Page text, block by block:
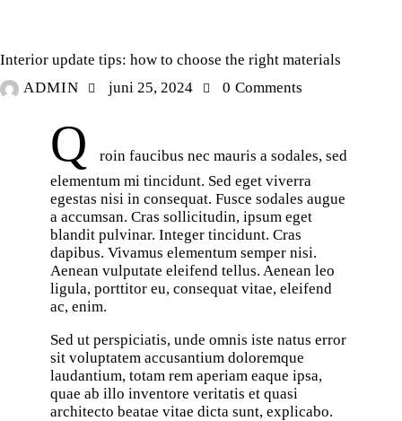
Interior update tips: how to choose the right materials
ADMIN
juni 25, 2024 0 Comments
Q
roin faucibus nec mauris a sodales, sed
elementum mi tincidunt. Sed eget viverra
egestas nisi in consequat. Fusce sodales augue
a accumsan. Cras sollicitudin, ipsum eget
blandit pulvinar. Integer tincidunt. Cras
dapibus. Vivamus elementum semper nisi.
Aenean vulputate eleifend tellus. Aenean leo
ligula, porttitor eu, consequat vitae, eleifend
ac, enim.
Sed ut perspiciatis, unde omnis iste natus error
sit voluptatem accusantium doloremque
laudantium, totam rem aperiam eaque ipsa,
quae ab illo inventore veritatis et quasi
architecto beatae vitae dicta sunt, explicabo.